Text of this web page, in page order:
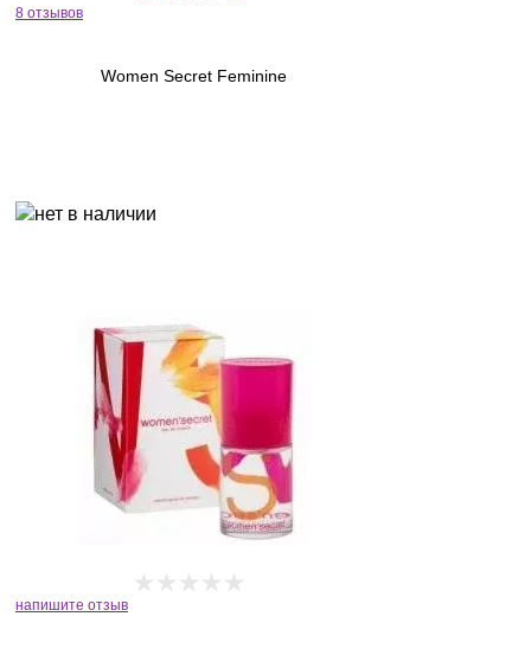
8 отзывов
Women Secret Feminine
напишите отзыв